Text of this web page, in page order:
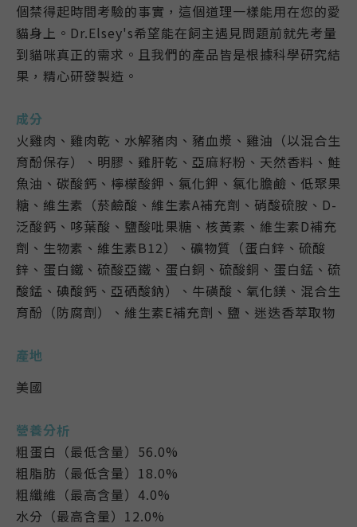
個禁得起時間考驗的事實，這個道理一樣能用在您的愛
貓身上。Dr.Elsey's希望能在飼主遇見問題前就先考量
到貓咪真正的需求。且我們的產品皆是根據科學研究結
果，精心研發製造。
成分
火雞肉、雞肉乾、水解豬肉、豬血漿、雞油（以混合生
育酚保存）、明膠、雞肝乾、亞麻籽粉、天然香料、鮭
魚油、碳酸鈣、檸檬酸鉀、氯化鉀、氯化膽鹼、低聚果
糖、維生素（菸鹼酸、維生素A補充劑、硝酸硫胺、D-
泛酸鈣、哆葉酸、鹽酸吡果糖、核黃素、維生素D補充
劑、生物素、維生素B12）、礦物質（蛋白鋅、硫酸
鋅、蛋白鐵、硫酸亞鐵、蛋白銅、硫酸銅、蛋白錳、硫
酸錳、碘酸鈣、亞硒酸鈉）、牛磺酸、氧化鎂、混合生
育酚（防腐劑）、維生素E補充劑、鹽、迷迭香萃取物
產地
美國
營養分析
粗蛋白（最低含量）56.0%
粗脂肪（最低含量）18.0%
粗纖維（最高含量）4.0%
水分（最高含量）12.0%